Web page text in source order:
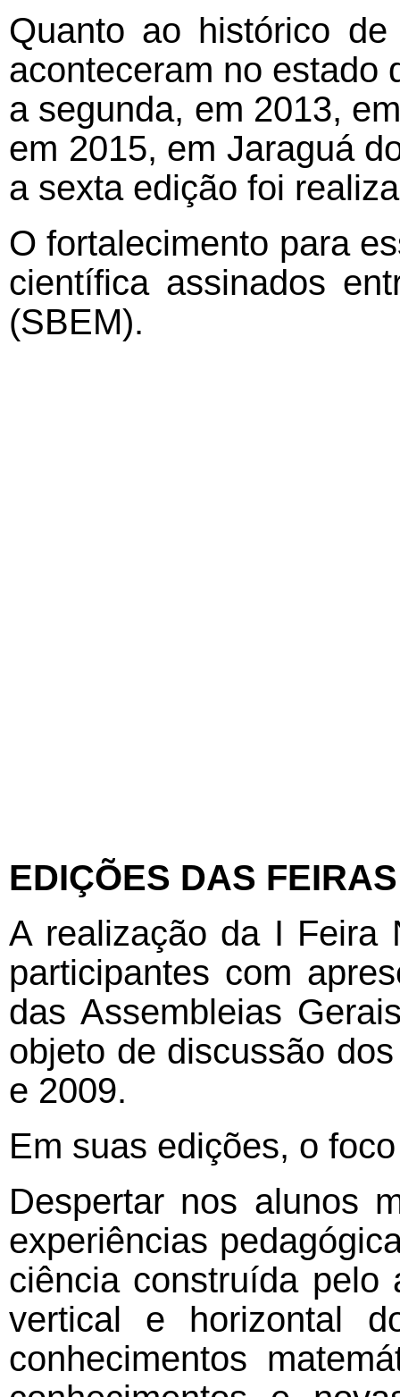
Quanto ao histórico
aconteceram no estado
a segunda, em 2013,
em 2015, em Jaraguá
a sexta edição foi
O fortalecimento para
científica assinados
(SBEM).
EDIÇÕES DAS
A realização da I Feira
participantes com
das Assembleias
objeto de discussão
e 2009.
Em suas edições, o
Despertar nos alunos
experiências
ciência construída pelo
vertical e horizontal
conhecimentos